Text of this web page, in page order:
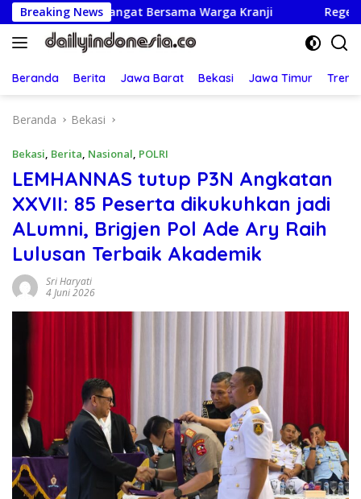
Langsung
ke
konten
Breaking News
Semangat Bersama Warga Kranji Regenerasi Adil:
Beranda Berita Jawa Barat Bekasi Jawa Timur
Beranda Bekasi
Bekasi, Berita, Nasional, POLRI
LEMHANNAS tutup P3N Angkatan
XXVII: 85 Peserta dikukuhkan jadi
ALumni, Brigjen Pol Ade Ary Raih
Lulusan Terbaik Akademik
Sri Haryati
4 Juni 2026